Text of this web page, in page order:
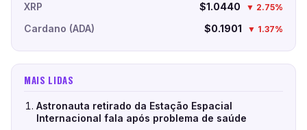
XRP $1.0440 ▼ 2.75%
Cardano (ADA) $0.1901 ▼ 1.37%
MAIS LIDAS
Astronauta retirado da Estação Espacial
Internacional fala após problema de saúde